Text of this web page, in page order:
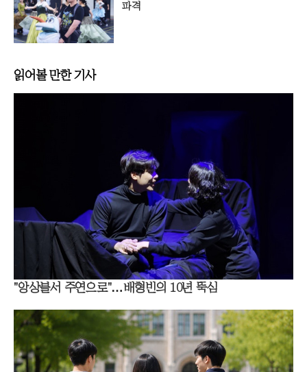
파격
읽어볼 만한 기사
"앙상블서 주연으로"…배형빈의 10년 뚝심